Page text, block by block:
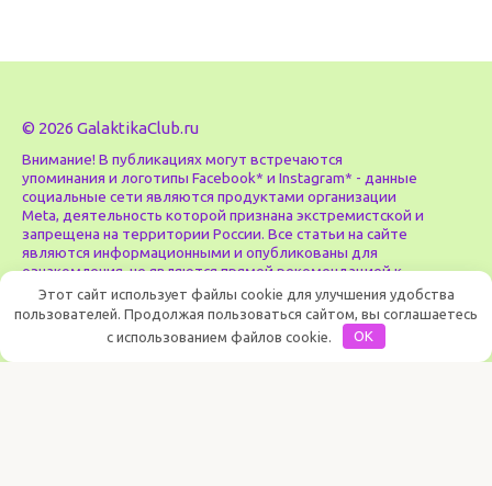
© 2026 GalaktikaClub.ru
Внимание! В публикациях могут встречаются
упоминания и логотипы Facebook* и Instagram* - данные
социальные сети являются продуктами организации
Meta, деятельность которой признана экстремистской и
запрещена на территории России. Все статьи на сайте
являются информационными и опубликованы для
ознакомления, не являются прямой рекомендацией к
действию или от специалиста. Администрация сайта
может не разделять мнения авторов статей,
размещённых на сайте. Опубликованные материалы
полностью или частично могут быть взяты из открытых
Этот сайт использует файлы cookie для улучшения удобства
пользователей. Продолжая пользоваться сайтом, вы соглашаетесь
с использованием файлов cookie.
OK